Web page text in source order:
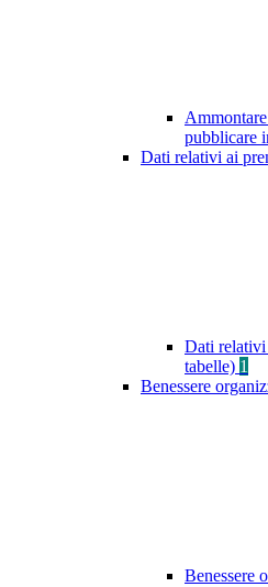
pubblicare
Dati relativi ai
Dati relativi
tabelle) 1
Benessere
Benessere